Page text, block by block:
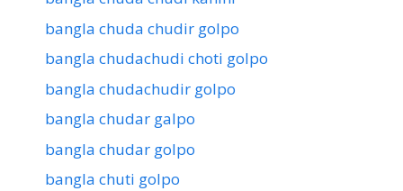
bangla chuda chudir golpo
bangla chudachudi choti golpo
bangla chudachudir golpo
bangla chudar galpo
bangla chudar golpo
bangla chuti golpo